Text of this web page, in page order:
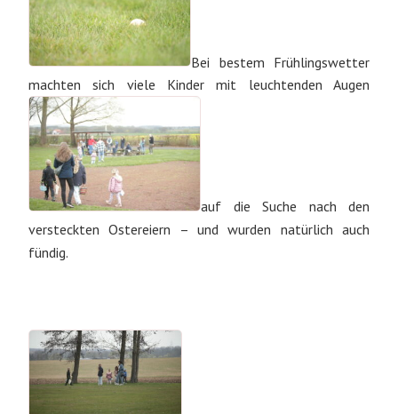
Bei bestem Frühlingswetter
machten sich viele Kinder mit leuchtenden Augen
auf die Suche nach den
versteckten Ostereiern – und wurden natürlich auch
fündig.